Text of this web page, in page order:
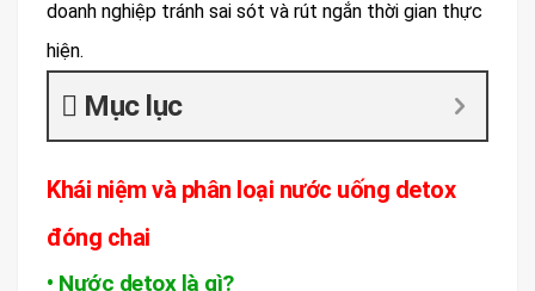
doanh nghiệp tránh sai sót và rút ngắn thời gian thực
hiện.
Mục lục
Khái niệm và phân loại nước uống detox
đóng chai
• Nước detox là gì?